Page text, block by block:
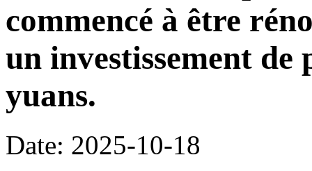
commencé à être
un investissement
yuans.
Date: 2025-10-18